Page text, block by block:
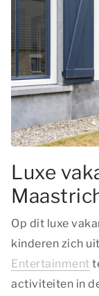
Luxe
Op dit luxe
kinderen zich
Entertainment
activiteiten in